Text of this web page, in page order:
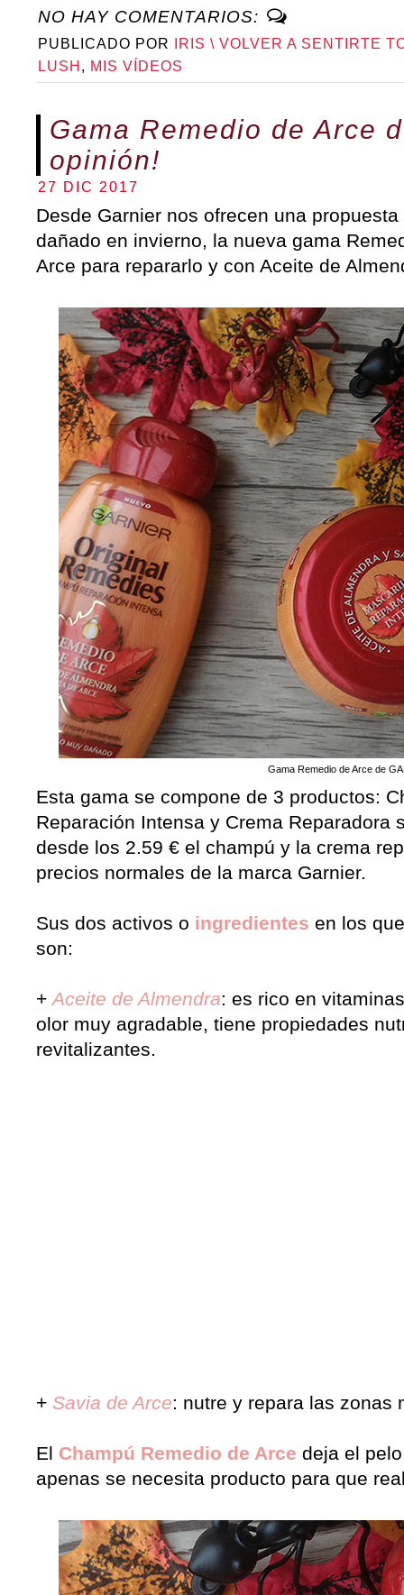
NO HAY COMENTARIOS:
PUBLICADO POR
IRIS \ VOLVER A SENTIRTE
LUSH , MIS VÍDEOS
Gama Remedio de Arce
opinión!
27 DIC 2017
Desde Garnier nos ofrecen una
dañado en invierno, la nueva gama
Arce para repararlo y con Aceite de
Gama Remedio de Arce de
Esta gama se compone de 3 productos:
Reparación Intensa y Crema Reparadora
desde los 2.59 € el champú y la crema
precios normales de la marca Garnier.
Sus dos activos o ingredientes en los
son:
+ Aceite de Almendra: es rico en
olor muy agradable, tiene propiedades
revitalizantes.
+ Savia de Arce: nutre y repara las zonas
El Champú Remedio de Arce deja el
apenas se necesita producto para que